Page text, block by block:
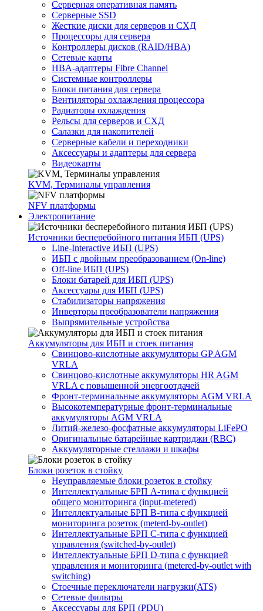
Серверная оперативная память
Серверные SSD
Жесткие диски для серверов и СХД
Процессоры для сервера
Контроллеры дисков (RAID/HBA)
Сетевые карты
HBA-адаптеры Fibre Channel
Системные контроллеры
Блоки питания для сервера
Вентиляторы охлаждения процессора
Радиаторы охлаждения
Рельсы для серверов и СХД
Салазки для накопителей
Серверные кабели и переходники
Аксессуары и адаптеры для сервера
Видеокарты
KVM, Терминалы управления
NFV платформы
Электропитание
Источники бесперебойного питания ИБП (UPS)
Line-Interactive ИБП (UPS)
ИБП с двойным преобразованием (On-line)
Off-line ИБП (UPS)
Блоки батарей для ИБП (UPS)
Аксессуары для ИБП (UPS)
Стабилизаторы напряжения
Инверторы преобразователи напряжения
Выпрямительные устройства
Аккумуляторы для ИБП и стоек питания
Свинцово-кислотные аккумуляторы GP AGM
VRLA
Свинцово-кислотные аккумуляторы HR AGM
VRLA с повышенной энергоотдачей
Фронт-терминальные аккумуляторы AGM VRLA
Высокотемпературные фронт-терминальные
аккумуляторы AGM VRLA
Литий-железо-фосфатные аккумуляторы LiFePO
Оригинальные батарейные картриджи (RBC)
Аккумуляторные стеллажи и шкафы
Блоки розеток в стойку
Неуправляемые блоки розеток в стойку
Интеллектуальные БРП А-типа с функцией
общего мониторинга (input-metered)
Интеллектуальные БРП B-типа с функцией
мониторинга розеток (meterd-by-outlet)
Интеллектуальные БРП C-типа с функцией
управления (switched-by-outlet)
Интеллектуальные БРП D-типа с функцией
управления и мониторинга (metered-by-outlet with
switching)
Стоечные переключатели нагрузки(ATS)
Сетевые фильтры
Аксессуары для БРП (PDU)